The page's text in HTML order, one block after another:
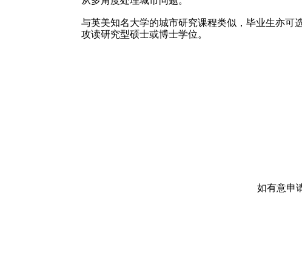
与英美知名大学的城市研究课程类似，毕业生亦可
攻读研究型硕士或博士学位。
如有意申